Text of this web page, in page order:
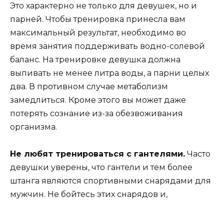
Это характерно не только для девушек, но и
парней. Чтобы тренировка принесла вам
максимальный результат, необходимо во
время занятия поддерживать водно-солевой
баланс. На тренировке девушка должна
выпивать не менее литра воды, а парни целых
два. В противном случае метаболизм
замедлиться. Кроме этого вы может даже
потерять сознание из-за обезвоживания
организма.
Не любят тренироваться с гантелями. Часто
девушки уверены, что гантели и тем более
штанга являются спортивными снарядами для
мужчин. Не бойтесь этих снарядов и,